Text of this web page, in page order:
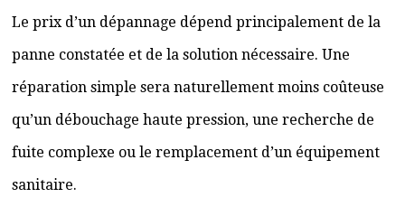
Le prix d’un dépannage dépend principalement de la
panne constatée et de la solution nécessaire. Une
réparation simple sera naturellement moins coûteuse
qu’un débouchage haute pression, une recherche de
fuite complexe ou le remplacement d’un équipement
sanitaire.